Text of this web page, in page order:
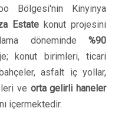
Bölgesi'nin Kinyinya
Estate konut projesini
döneminde %90
konut birimleri, ticari
asfalt iç yollar,
ve orta gelirli haneler
içermektedir.